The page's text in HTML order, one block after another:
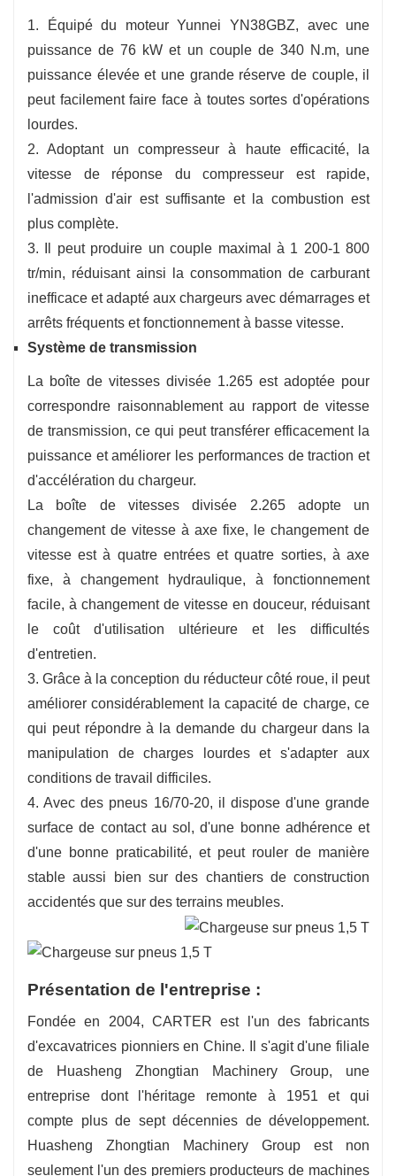
1. Équipé du moteur Yunnei YN38GBZ, avec une
puissance de 76 kW et un couple de 340 N.m, une
puissance élevée et une grande réserve de couple, il
peut facilement faire face à toutes sortes d'opérations
lourdes.
2. Adoptant un compresseur à haute efficacité, la
vitesse de réponse du compresseur est rapide,
l'admission d'air est suffisante et la combustion est
plus complète.
3. Il peut produire un couple maximal à 1 200-1 800
tr/min, réduisant ainsi la consommation de carburant
inefficace et adapté aux chargeurs avec démarrages et
arrêts fréquents et fonctionnement à basse vitesse.
Système de transmission
La boîte de vitesses divisée 1.265 est adoptée pour
correspondre raisonnablement au rapport de vitesse
de transmission, ce qui peut transférer efficacement la
puissance et améliorer les performances de traction et
d'accélération du chargeur.
La boîte de vitesses divisée 2.265 adopte un
changement de vitesse à axe fixe, le changement de
vitesse est à quatre entrées et quatre sorties, à axe
fixe, à changement hydraulique, à fonctionnement
facile, à changement de vitesse en douceur, réduisant
le coût d'utilisation ultérieure et les difficultés
d'entretien.
3. Grâce à la conception du réducteur côté roue, il peut
améliorer considérablement la capacité de charge, ce
qui peut répondre à la demande du chargeur dans la
manipulation de charges lourdes et s'adapter aux
conditions de travail difficiles.
4. Avec des pneus 16/70-20, il dispose d'une grande
surface de contact au sol, d'une bonne adhérence et
d'une bonne praticabilité, et peut rouler de manière
stable aussi bien sur des chantiers de construction
accidentés que sur des terrains meubles.
Présentation de l'entreprise :
Fondée en 2004, CARTER est l'un des fabricants
d'excavatrices pionniers en Chine. Il s'agit d'une filiale
de Huasheng Zhongtian Machinery Group, une
entreprise dont l'héritage remonte à 1951 et qui
compte plus de sept décennies de développement.
Huasheng Zhongtian Machinery Group est non
seulement l'un des premiers producteurs de machines